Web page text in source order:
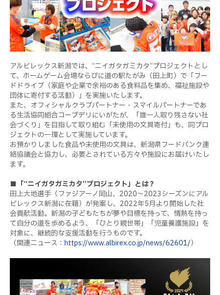
アルビレックス新潟では、“ニイガタガミカタ”プロジェクトとし
て、ホームゲーム会場ならびに道の駅たがみ（田上町）で「フー
ドドライブ（家庭や企業で余裕のある食料品を集め、福祉施設や
団体に寄付する活動）」を実施いたします。
また、オフィシャルクラブパートナー・スマイルパートナーであ
る生活協同組合コープデリにいがたが、「誰一人取り残さない社
会づくり」を目指して取り組む「未使用の文具寄付」も、同プロ
ジェクトの一環として実施しています。
お預かりしました食品や未使用の文具は、新潟県フードバンク連
絡協議会と協力し、必要とされている方々や施設にお届けいたし
ます。
■「“ニイガタガミカタ”プロジェクト」とは？
田上大地選手（ファジアーノ岡山、2020～2023シーズンにアル
ビレックス新潟に在籍）が発案し、2022年5月より開始した社
会貢献活動。新潟の子どもたちが夢や目標を持って、情熱を持っ
て自分の道を歩めるよう、「ひとり親世帯」「児童養護施設」を
対象に、継続的な支援活動を行うものです。
（関連ニュース： https://www.albirex.co.jp/news/62601/）